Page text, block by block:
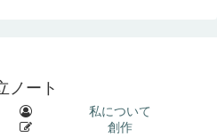
ノート
私について
創作